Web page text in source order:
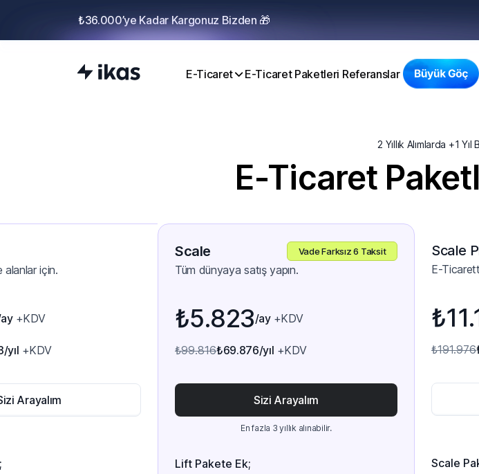
₺36.000’ye Kadar Kargonuz Bizden 🎁
E-Ticaret E-Ticaret Paketleri Referanslar
2 Yıllık Alımlarda +1
E-Ticaret
için.
+KDV
/yıl +KDV
Arayalım
Scale Vade Farksız 6 Taksit
Tüm dünyaya satış yapın.
₺5.823/ay +KDV
₺99.816₺69.876/yıl +KDV
Sizi Arayalım
En fazla 3 yıllık alınabilir.
Lift Pakete Ek;
Scale
E-
₺191.976
Scale